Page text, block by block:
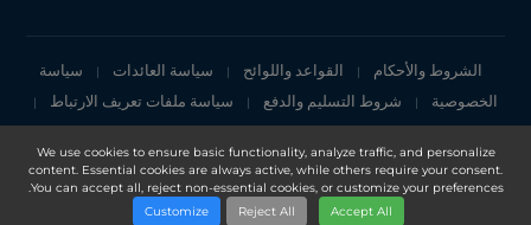
We use cookies to ensure basic functionality, analyze traffic, and personalize
content. Essential cookies are always active, while others require your consent.
You can accept all, reject non-essential cookies, or customize your preferences.
Accept All
Reject All
Customize
الشروط والأحكام | القواعد واللوائح | سياسة العائدات |
سياسة
الخصوصية
| شروط التسليم والدفع | سياسة ملفات تعريف الارتباط |
إشعار الخصوصية
Copyright 2025, DXN Holdings Bhd. 199501033918 (363120-V)